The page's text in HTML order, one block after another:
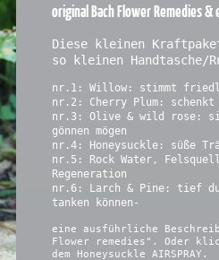
original Bach Flower Remedies &
Diese kleinen
so kleinen Handtasche/
nr.1: Willow: stimmt
nr.2: Cherry Plum: schenkt
nr.3: Olive & wild rose:
gönnen mögen
nr.4: Honeysuckle: süße
nr.5: Rock Water,
Regeneration
nr.6: Larch & Pine: tief
tanken können-
eine ausführliche
Flower remedies". Oder
dem Honeysuckle AIRSPRAY.